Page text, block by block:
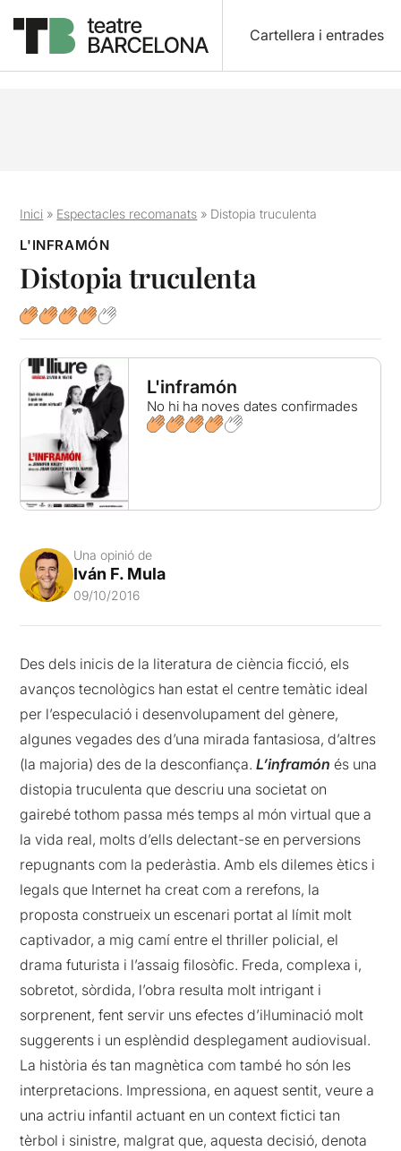
Cartellera i entrades
Inici » Espectacles recomanats » Distopia truculenta
L'INFRAMÓN
Distopia truculenta
L'inframón
No hi ha noves dates confirmades
Una opinió de
Iván F. Mula
09/10/2016
Des dels inicis de la literatura de ciència ficció, els
avanços tecnològics han estat el centre temàtic ideal
per l’especulació i desenvolupament del gènere,
algunes vegades des d’una mirada fantasiosa, d’altres
(la majoria) des de la desconfiança.L’inframón és una
distopia truculenta que descriu una societat on
gairebé tothom passa més temps al món virtual que a
la vida real, molts d’ells delectant-se en perversions
repugnants com la pederàstia. Amb els dilemes ètics i
legals que Internet ha creat com a rerefons, la
proposta construeix un escenari portat al límit molt
captivador, a mig camí entre el thriller policial, el
drama futurista i l’assaig filosòfic. Freda, complexa i,
sobretot, sòrdida, l’obra resulta molt intrigant i
sorprenent, fent servir uns efectes d’il·luminació molt
suggerents i un esplèndid desplegament audiovisual.
La història és tan magnètica com també ho són les
interpretacions. Impressiona, en aquest sentit, veure a
una actriu infantil actuant en un context fictici tan
tèrbol i sinistre, malgrat que, aquesta decisió, denota